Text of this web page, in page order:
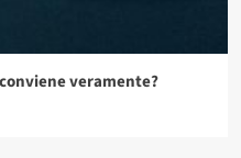
veramente?